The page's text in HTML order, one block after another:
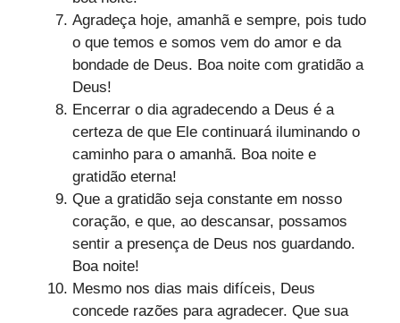
Agradeça hoje, amanhã e sempre, pois tudo
o que temos e somos vem do amor e da
bondade de Deus. Boa noite com gratidão a
Deus!
Encerrar o dia agradecendo a Deus é a
certeza de que Ele continuará iluminando o
caminho para o amanhã. Boa noite e
gratidão eterna!
Que a gratidão seja constante em nosso
coração, e que, ao descansar, possamos
sentir a presença de Deus nos guardando.
Boa noite!
Mesmo nos dias mais difíceis, Deus
concede razões para agradecer. Que sua